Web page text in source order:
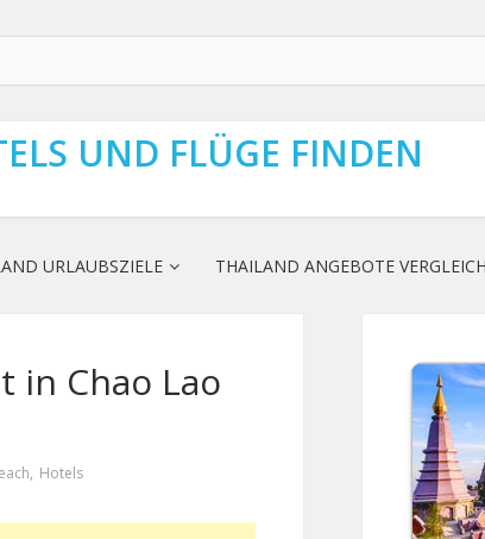
UND FLÜGE FINDEN
URLAUBSZIELE THAILAND ANGEBOTE
in Chao Lao
, Hotels